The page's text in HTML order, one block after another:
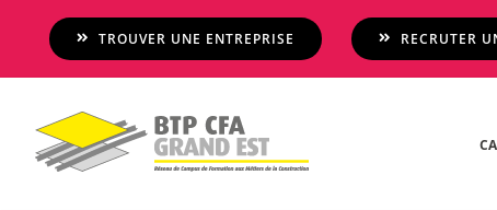
TROUVER UNE ENTREPRISE RECRUTER